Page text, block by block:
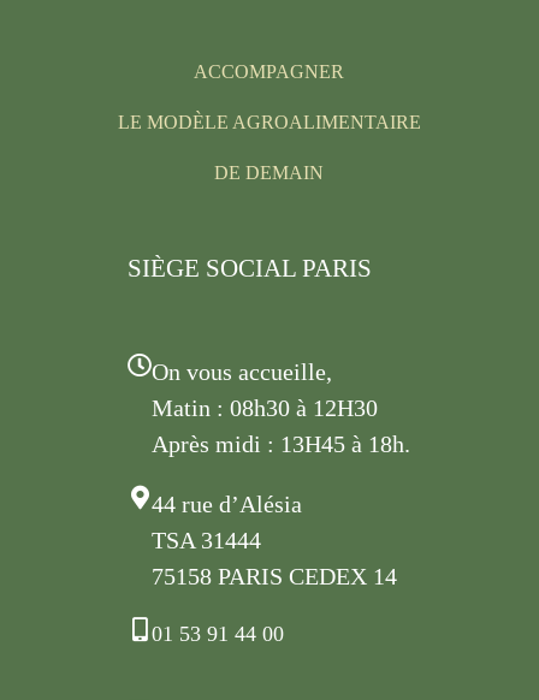
ACCOMPAGNER
LE MODÈLE AGROALIMENTAIRE
DE DEMAIN
SIÈGE SOCIAL PARIS
On vous accueille,
Matin : 08h30 à 12H30
Après midi : 13H45 à 18h.
44 rue d’Alésia
TSA 31444
75158 PARIS CEDEX 14
01 53 91 44 00